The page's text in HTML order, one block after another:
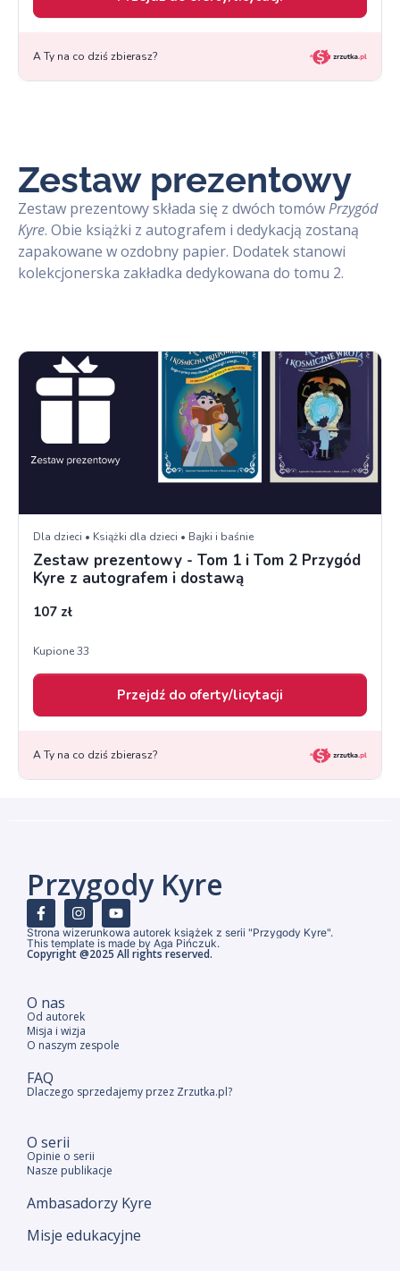
Zestaw prezentowy
Zestaw prezentowy składa się z dwóch tomówPrzygód
Kyre. Obie książki z autografem i dedykacją zostaną
zapakowane w ozdobny papier. Dodatek stanowi
kolekcjonerska zakładka dedykowana do tomu 2.
Przygody Kyre
Strona wizerunkowa autorek książek z serii "Przygody Kyre".
This template is made by Aga Pińczuk.
Copyright @2025 All rights reserved.
O nas
Od autorek
Misja i wizja
O naszym zespole
FAQ
Dlaczego sprzedajemy przez Zrzutka.pl?
O serii
Opinie o serii
Nasze publikacje
Ambasadorzy Kyre
Misje edukacyjne